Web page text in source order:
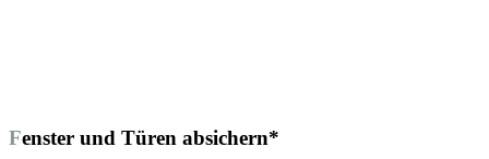
Fenster und Türen absichern*